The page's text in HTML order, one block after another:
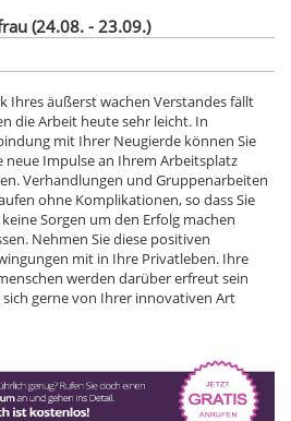
(24.08. - 23.09.)
Ihres äußerst wachen Verstandes fällt
die Arbeit heute sehr leicht. In
mit Ihrer Neugierde können Sie
neue Impulse an Ihrem Arbeitsplatz
Verhandlungen und Gruppenarbeiten
ohne Komplikationen, so dass Sie
Sorgen um den Erfolg machen
Nehmen Sie diese positiven
mit in Ihre Privatleben. Ihre
werden darüber erfreut sein
sich gerne von Ihrer innovativen Art